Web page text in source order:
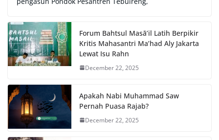
Forum Bahtsul Masā’il Latih Berpikir
Kritis Mahasantri Ma’had Aly Jakarta
Lewat Isu Rahn
December 22, 2025
Apakah Nabi Muhammad Saw
Pernah Puasa Rajab?
December 22, 2025